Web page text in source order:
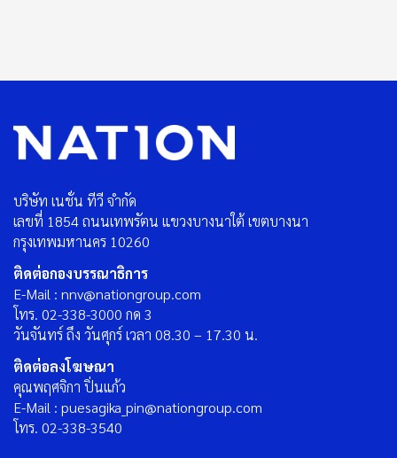
บริษัท เนชั่น ทีวี จำกัด
เลขที่ 1854 ถนนเทพรัตน แขวงบางนาใต้ เขตบางนา
กรุงเทพมหานคร 10260
ติดต่อกองบรรณาธิการ
E-Mail : nnv@nationgroup.com
โทร. 02-338-3000 กด 3
วันจันทร์ ถึง วันศุกร์ เวลา 08.30 – 17.30 น.
ติดต่อลงโฆษณา
คุณพฤศจิกา ปิ่นแก้ว
E-Mail : puesagika_pin@nationgroup.com
โทร. 02-338-3540